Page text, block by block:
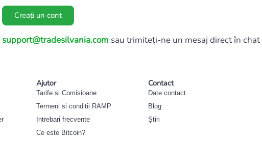
Creați un cont
support@tradesilvania.com sau trimiteți-ne un mesaj direct în chat
Ajutor
Tarife si Comisioane
Termeni si conditii RAMP
Intrebari frecvente
Ce este Bitcoin?
Contact
Date contact
Blog
Știri